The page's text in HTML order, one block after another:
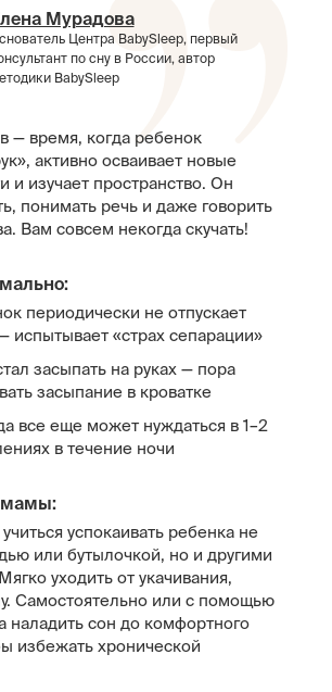
— время, когда ребенок
активно осваивает новые
и изучает пространство. Он
понимать речь и даже говорить
Вам совсем некогда скучать!
периодически не отпускает
испытывает «страх сепарации»
засыпать на руках — пора
засыпание в кроватке
все еще может нуждаться в 1–2
в течение ночи
мамы:
успокаивать ребенка не
или бутылочкой, но и другими
уходить от укачивания,
Самостоятельно или с помощью
наладить сон до комфортного
избежать хронической
Мурадова
Центра BabySleep, первый
по сну в России, автор
BabySleep